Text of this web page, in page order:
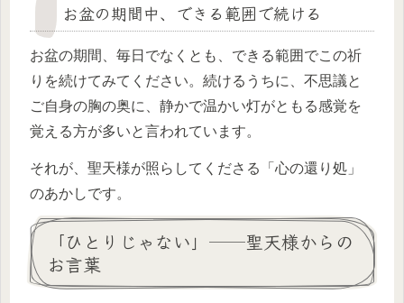
お盆の期間中、できる範囲で続ける
お盆の期間、毎日でなくとも、できる範囲でこの祈
りを続けてみてください。続けるうちに、不思議と
ご自身の胸の奥に、静かで温かい灯がともる感覚を
覚える方が多いと言われています。
それが、聖天様が照らしてくださる「心の還り処」
のあかしです。
「ひとりじゃない」──聖天様からの
お言葉